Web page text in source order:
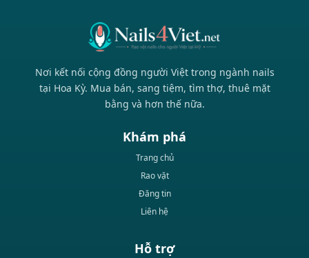
Nơi kết nối cộng đồng người Việt trong ngành nails
tại Hoa Kỳ. Mua bán, sang tiệm, tìm thợ, thuê mặt
bằng và hơn thế nữa.
Khám phá
Trang chủ
Rao vặt
Đăng tin
Liên hệ
Hỗ trợ